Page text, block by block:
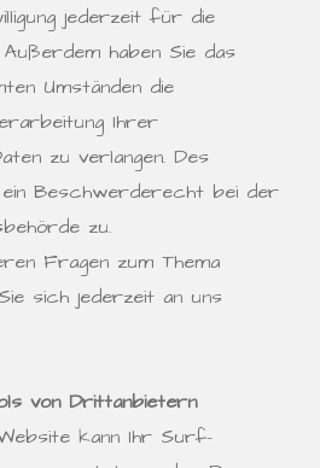
jederzeit für die
haben Sie das
Umständen die
Ihrer
zu verlangen. Des
Beschwerderecht bei der
zu.
Fragen zum Thema
sich jederzeit an uns
von Drittanbietern
kann Ihr Surf-